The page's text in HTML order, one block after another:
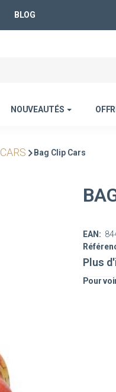
BLOG
NOUVEAUTÉS
CARS Bag Clip Cars
EAN:
Plus
Pour